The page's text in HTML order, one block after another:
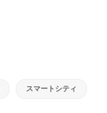
スマートシティ